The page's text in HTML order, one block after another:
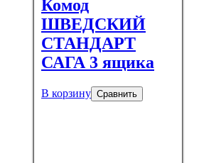
Комод
ШВЕДСКИЙ
СТАНДАРТ
САГА 3 ящика
В корзину Сравнить